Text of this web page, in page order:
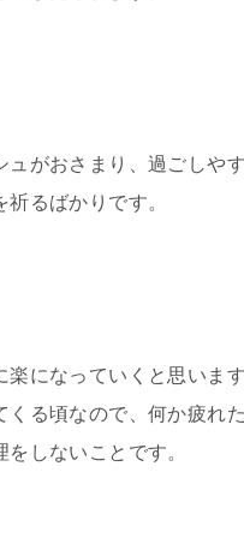
ュがおさまり、過ごしや
るばかりです。
になっていくと思います
くる頃なので、何か疲れた
しないことです。